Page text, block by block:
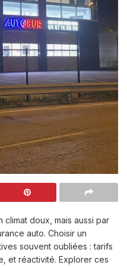
doux, mais aussi par
auto. Choisir un
souvent oubliées : tarifs
et réactivité. Explorer ces